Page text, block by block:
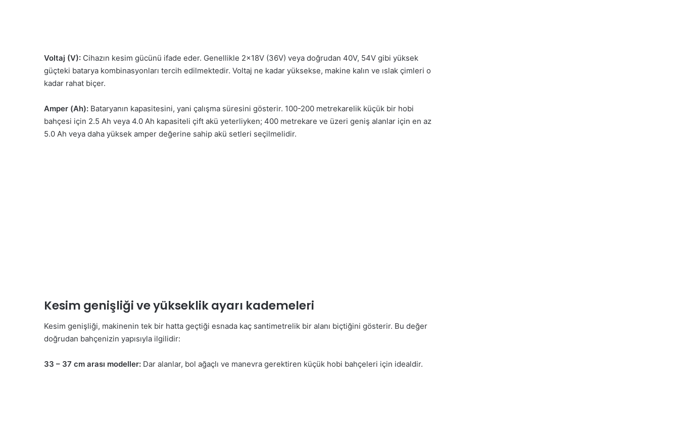
Voltaj (V): Cihazın kesim gücünü ifade eder. Genellikle 2x18V (36V) veya doğrudan 40V, 54V gibi yüksek
güçteki batarya kombinasyonları tercih edilmektedir. Voltaj ne kadar yüksekse, makine kalın ve ıslak çimleri o
kadar rahat biçer.
Amper (Ah): Bataryanın kapasitesini, yani çalışma süresini gösterir. 100-200 metrekarelik küçük bir hobi
bahçesi için 2.5 Ah veya 4.0 Ah kapasiteli çift akü yeterliyken; 400 metrekare ve üzeri geniş alanlar için en az
5.0 Ah veya daha yüksek amper değerine sahip akü setleri seçilmelidir.
Kesim genişliği ve yükseklik ayarı kademeleri
Kesim genişliği, makinenin tek bir hatta geçtiği esnada kaç santimetrelik bir alanı biçtiğini gösterir. Bu değer
doğrudan bahçenizin yapısıyla ilgilidir:
33 – 37 cm arası modeller: Dar alanlar, bol ağaçlı ve manevra gerektiren küçük hobi bahçeleri için idealdir.